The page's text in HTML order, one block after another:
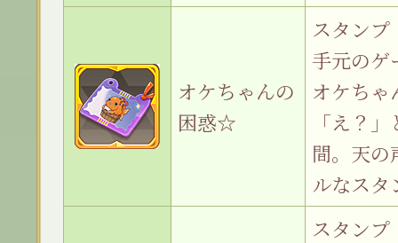
オケちゃんの
困惑☆
スタンプ
手元のゲ
オケちゃ
「え？
間。天の
ルなスタ
スタンプ